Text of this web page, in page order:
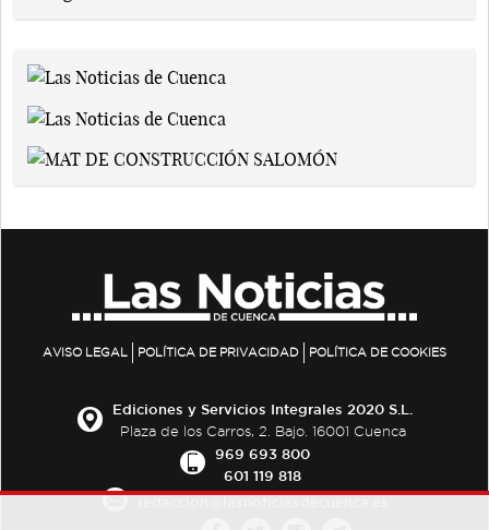
AVISO LEGAL POLÍTICA DE PRIVACIDAD POLÍTICA DE COOKIES
Ediciones y Servicios Integrales 2020 S.L.
Plaza de los Carros, 2. Bajo. 16001 Cuenca
969 693 800
601 119 818